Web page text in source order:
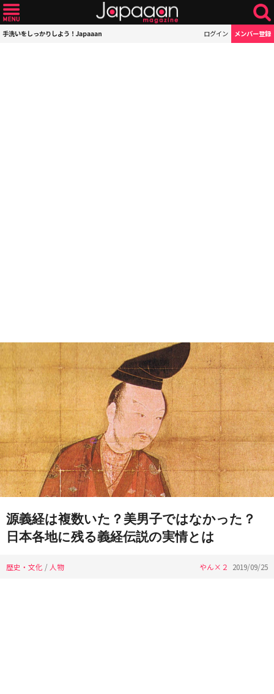
手洗いをしっかりしよう！Japaaan ログイン メンバー登録
源義経は複数いた？美男子ではなかった？
日本各地に残る義経伝説の実情とは
歴史・文化 / 人物 やん×２ 2019/09/25